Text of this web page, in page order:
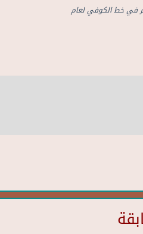
في خط الكوفي لعام